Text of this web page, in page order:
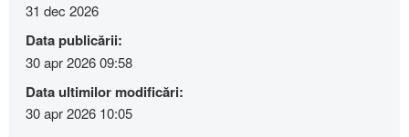
31 dec 2026
Data publicării:
30 apr 2026 09:58
Data ultimilor modificări:
30 apr 2026 10:05